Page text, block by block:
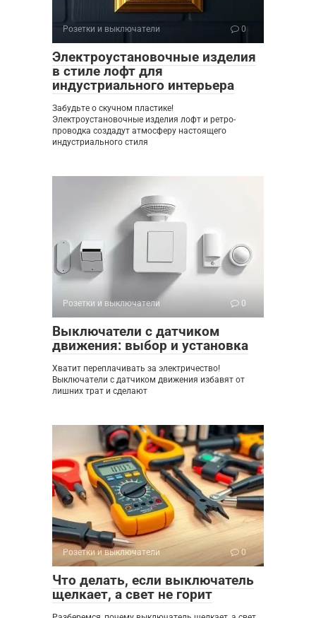
Розетки и выключатели 0
Электроустановочные изделия
в стиле лофт для
индустриального интерьера
Забудьте о скучном пластике!
Электроустановочные изделия лофт и ретро-
проводка создадут атмосферу настоящего
индустриального стиля
Розетки и выключатели 0
Выключатели с датчиком
движения: выбор и установка
Хватит переплачивать за электричество!
Выключатели с датчиком движения избавят от
лишних трат и сделают
Розетки и выключатели 0
Что делать, если выключатель
щелкает, а свет не горит